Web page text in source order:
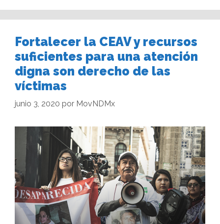
Fortalecer la CEAV y recursos
suficientes para una atención
digna son derecho de las
víctimas
junio 3, 2020 por MovNDMx